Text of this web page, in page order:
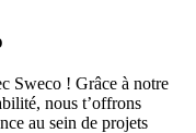
Sweco ! Grâce à notre
nous t’offrons
au sein de projets